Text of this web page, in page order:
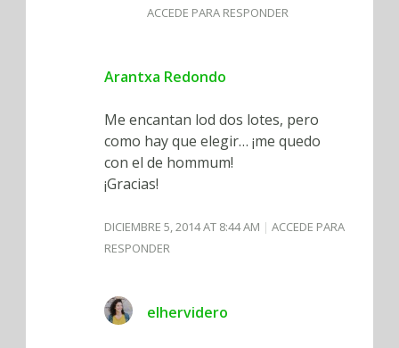
ACCEDE PARA RESPONDER
Arantxa Redondo
Me encantan lod dos lotes, pero
como hay que elegir… ¡me quedo
con el de hommum!
¡Gracias!
DICIEMBRE 5, 2014 AT 8:44 AM
ACCEDE PARA
RESPONDER
elhervidero